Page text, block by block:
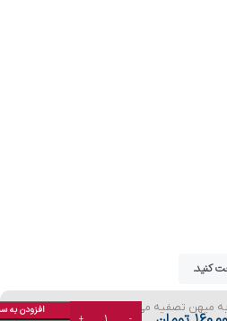
میهن تصفیه می باشد. 1403 افزودن به
کنید.